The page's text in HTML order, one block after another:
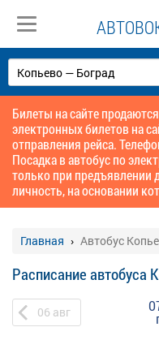
Билеты на сайте
электронных билетов на
отправления рейса.
Посадка в автобус по
только при предъявлении
личность, на основании
Главная Автобус
Расписание автобуса
06 авг